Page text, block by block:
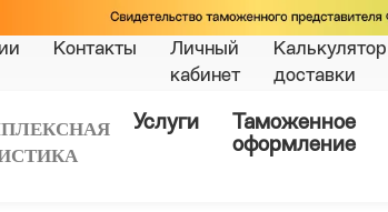
Контакты
Личный
кабинет
Калькулятор
доставки
Услуги
Таможенное
оформление